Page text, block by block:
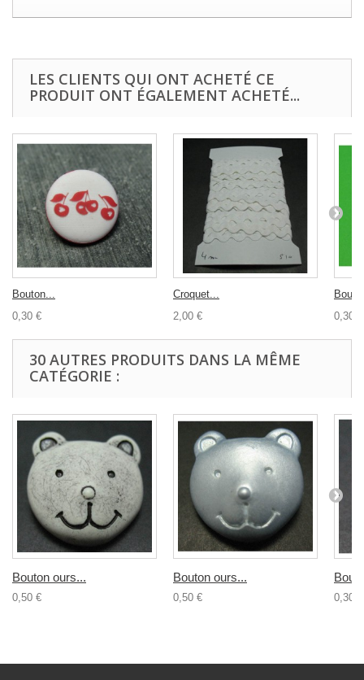
LES CLIENTS QUI ONT ACHETÉ CE
PRODUIT ONT ÉGALEMENT ACHETÉ...
Bouton...
0,30 €
Croquet...
2,00 €
0,30 €
30 AUTRES PRODUITS DANS LA MÊME
CATÉGORIE :
Bouton ours...
0,50 €
Bouton ours...
0,50 € 0,30 €